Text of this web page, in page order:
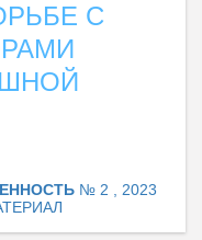
С
№ 2 , 2023